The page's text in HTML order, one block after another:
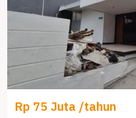
Rp 75 Juta /tahun